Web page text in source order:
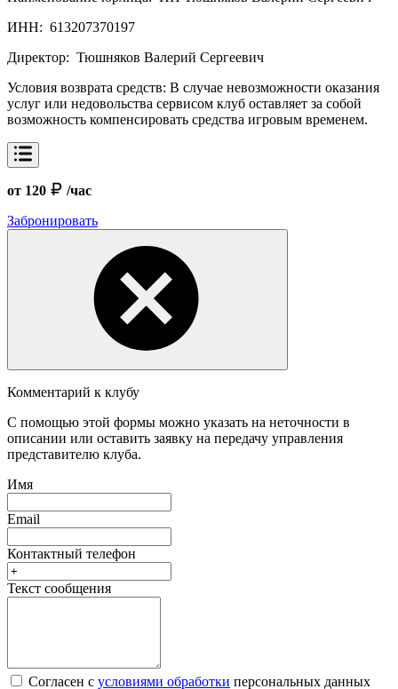
ИНН: 613207370197
Директор: Тюшняков Валерий Сергеевич
Условия возврата средств: В случае невозможности оказания
услуг или недовольства сервисом клуб оставляет за собой
возможность компенсировать средства игровым временем.
от 120
/час
Забронировать
Комментарий к клубу
С помощью этой формы можно указать на неточности в
описании или оставить заявку на передачу управления
представителю клуба.
Имя
Email
Контактный телефон
Текст сообщения
Согласен с условиями обработки персональных данных